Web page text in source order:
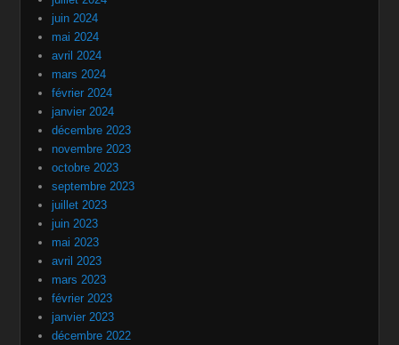
juin 2024
mai 2024
avril 2024
mars 2024
février 2024
janvier 2024
décembre 2023
novembre 2023
octobre 2023
septembre 2023
juillet 2023
juin 2023
mai 2023
avril 2023
mars 2023
février 2023
janvier 2023
décembre 2022